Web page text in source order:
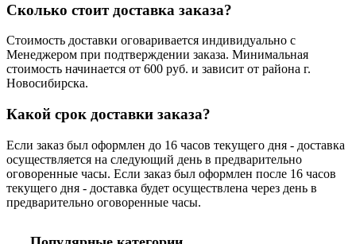
Сколько стоит доставка заказа?
Стоимость доставки оговаривается индивидуально с
Менеджером при подтверждении заказа. Минимальная
стоимость начинается от 600 руб. и зависит от района г.
Новосибирска.
Какой срок доставки заказа?
Если заказ был оформлен до 16 часов текущего дня - доставка
осуществляется на следующий день в предварительно
оговоренные часы. Если заказ был оформлен после 16 часов
текущего дня - доставка будет осуществлена через день в
предварительно оговоренные часы.